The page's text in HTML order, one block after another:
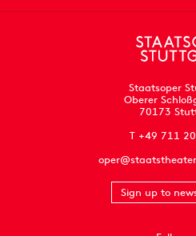
Staatsoper
Oberer
70173
T +49 711
Sign up to